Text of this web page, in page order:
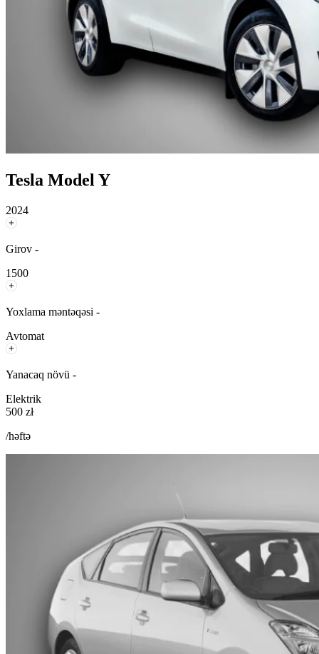
Tesla Model Y
2024
Girov -
1500
Yoxlama məntəqəsi -
Avtomat
Yanacaq növü -
Elektrik
500 zł
/həftə